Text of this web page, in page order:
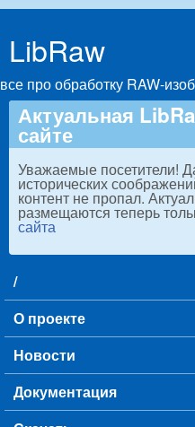
LibRaw
все про обработку RAW-
Актуальная
сайте
Уважаемые посетители!
исторических
контент не пропал.
размещаются теперь
сайта
Main menu
/
О проекте
Новости
Документация